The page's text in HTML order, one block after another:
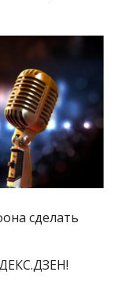
сделать